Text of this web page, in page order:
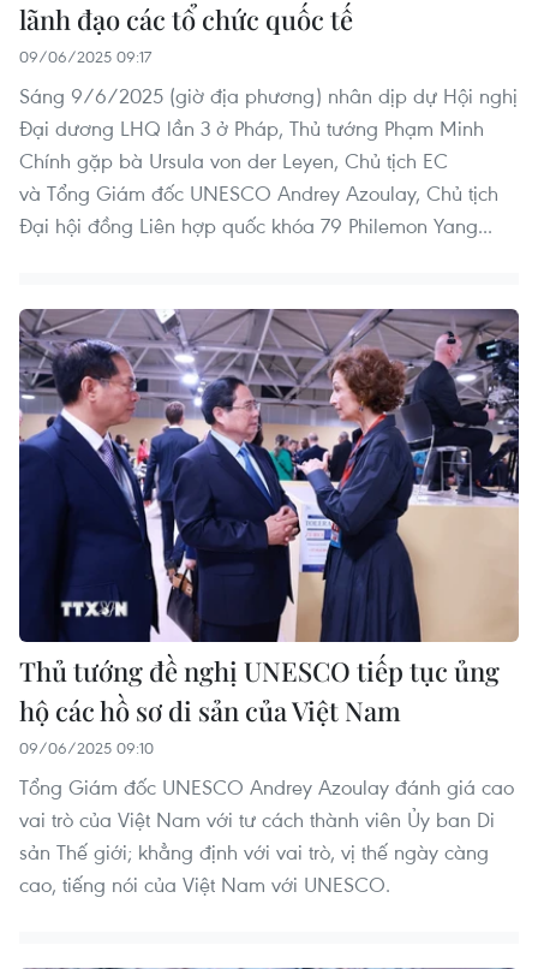
lãnh đạo các tổ chức quốc tế
09/06/2025 09:17
Sáng 9/6/2025 (giờ địa phương) nhân dịp dự Hội nghị
Đại dương LHQ lần 3 ở Pháp, Thủ tướng Phạm Minh
Chính gặp bà Ursula von der Leyen, Chủ tịch EC
và Tổng Giám đốc UNESCO Andrey Azoulay, Chủ tịch
Đại hội đồng Liên hợp quốc khóa 79 Philemon Yang...
Thủ tướng đề nghị UNESCO tiếp tục ủng
hộ các hồ sơ di sản của Việt Nam
09/06/2025 09:10
Tổng Giám đốc UNESCO Andrey Azoulay đánh giá cao
vai trò của Việt Nam với tư cách thành viên Ủy ban Di
sản Thế giới; khẳng định với vai trò, vị thế ngày càng
cao, tiếng nói của Việt Nam với UNESCO.